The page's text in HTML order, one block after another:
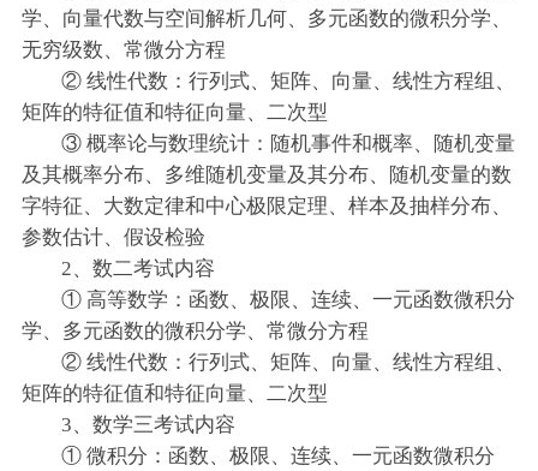
学、向量代数与空间解析几何、多元函数的微积分学、
无穷级数、常微分方程
② 线性代数：行列式、矩阵、向量、线性方程组、
矩阵的特征值和特征向量、二次型
③ 概率论与数理统计：随机事件和概率、随机变量
及其概率分布、多维随机变量及其分布、随机变量的数
字特征、大数定律和中心极限定理、样本及抽样分布、
参数估计、假设检验
2、数二考试内容
① 高等数学：函数、极限、连续、一元函数微积分
学、多元函数的微积分学、常微分方程
② 线性代数：行列式、矩阵、向量、线性方程组、
矩阵的特征值和特征向量、二次型
3、数学三考试内容
① 微积分：函数、极限、连续、一元函数微积分